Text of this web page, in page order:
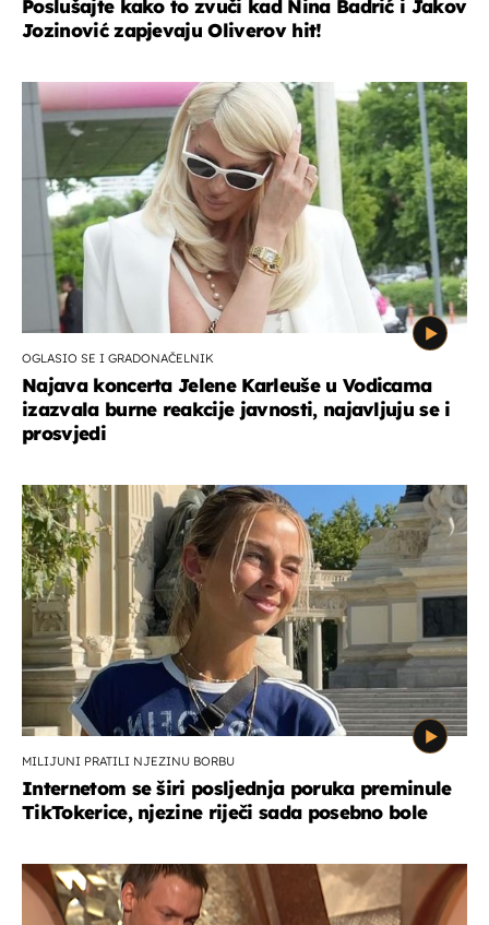
Poslušajte kako to zvuči kad Nina Badrić i Jakov
Jozinović zapjevaju Oliverov hit!
OGLASIO SE I GRADONAČELNIK
Najava koncerta Jelene Karleuše u Vodicama
izazvala burne reakcije javnosti, najavljuju se i
prosvjedi
MILIJUNI PRATILI NJEZINU BORBU
Internetom se širi posljednja poruka preminule
TikTokerice, njezine riječi sada posebno bole